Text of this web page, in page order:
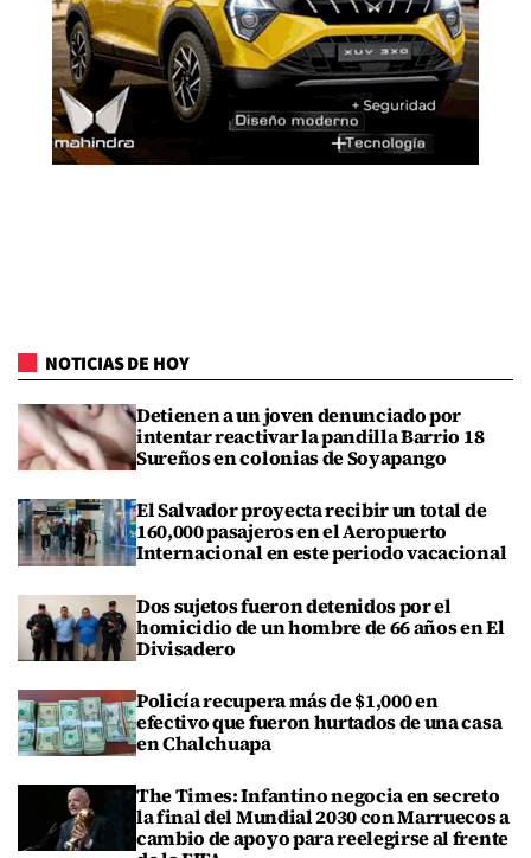
NOTICIAS DE HOY
Detienen a un joven denunciado por
intentar reactivar la pandilla Barrio 18
Sureños en colonias de Soyapango
El Salvador proyecta recibir un total de
160,000 pasajeros en el Aeropuerto
Internacional en este periodo vacacional
Dos sujetos fueron detenidos por el
homicidio de un hombre de 66 años en El
Divisadero
Policía recupera más de $1,000 en
efectivo que fueron hurtados de una casa
en Chalchuapa
The Times: Infantino negocia en secreto
la final del Mundial 2030 con Marruecos a
cambio de apoyo para reelegirse al frente